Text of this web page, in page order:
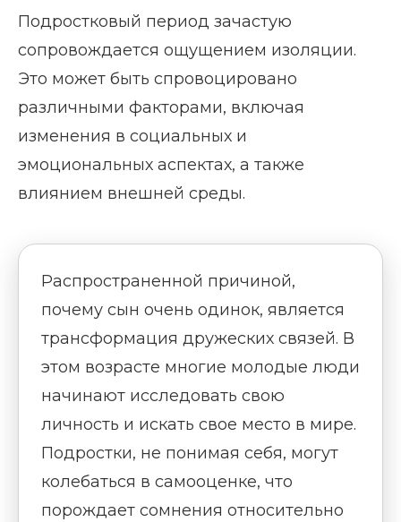
Подростковый период зачастую
сопровождается ощущением изоляции.
Это может быть спровоцировано
различными факторами, включая
изменения в социальных и
эмоциональных аспектах, а также
влиянием внешней среды.
Распространенной причиной,
почему сын очень одинок, является
трансформация дружеских связей. В
этом возрасте многие молодые люди
начинают исследовать свою
личность и искать свое место в мире.
Подростки, не понимая себя, могут
колебаться в самооценке, что
порождает сомнения относительно